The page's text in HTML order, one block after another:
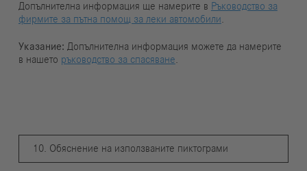
Допълнителна информация ще намерите в Ръководство за
фирмите за пътна помощ за леки автомобили
Указание: Допълнителна информация можете да намерите
в нашето ръководство за спасяване
10. Обяснение на използваните пиктограми